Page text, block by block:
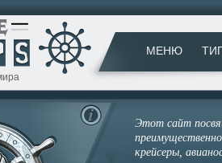
МЕНЮ
Этот сайт
крейсеры,